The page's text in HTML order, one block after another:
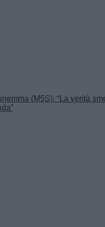
(M5S): “La verità